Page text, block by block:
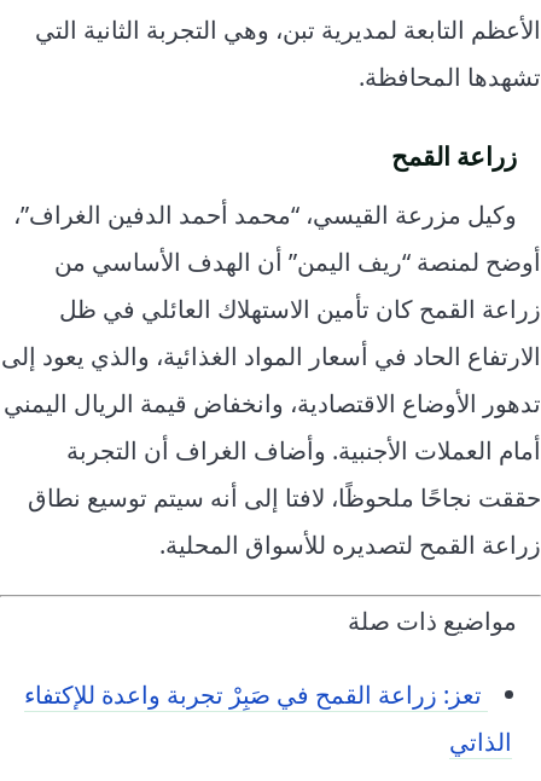
الأعظم التابعة لمديرية تبن، وهي التجربة الثانية التي
تشهدها المحافظة.
زراعة القمح
وكيل مزرعة القيسي، “محمد أحمد الدفين الغراف”،
أوضح لمنصة “ريف اليمن” أن الهدف الأساسي من
زراعة القمح كان تأمين الاستهلاك العائلي في ظل
الارتفاع الحاد في أسعار المواد الغذائية، والذي يعود إلى
تدهور الأوضاع الاقتصادية، وانخفاض قيمة الريال اليمني
أمام العملات الأجنبية. وأضاف الغراف أن التجربة
حققت نجاحًا ملحوظًا، لافتا إلى أنه سيتم توسيع نطاق
زراعة القمح لتصديره للأسواق المحلية.
مواضيع ذات صلة
تعز: زراعة القمح في صَبِرْ تجربة واعدة للإكتفاء
الذاتي